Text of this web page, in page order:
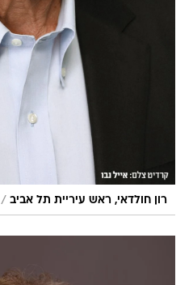
רון חולדאי, ראש עיריית תל אביב /